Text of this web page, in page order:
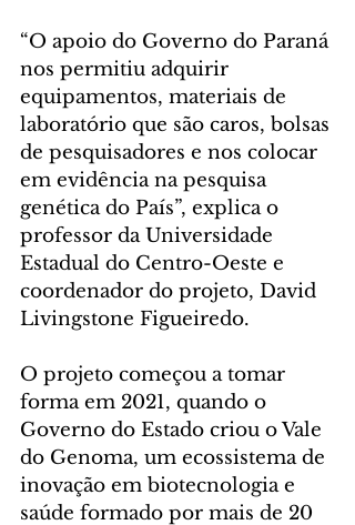
“O apoio do Governo do Paraná
nos permitiu adquirir
equipamentos, materiais de
laboratório que são caros, bolsas
de pesquisadores e nos colocar
em evidência na pesquisa
genética do País”, explica o
professor da Universidade
Estadual do Centro-Oeste e
coordenador do projeto, David
Livingstone Figueiredo.
O projeto começou a tomar
forma em 2021, quando o
Governo do Estado criou o Vale
do Genoma, um ecossistema de
inovação em biotecnologia e
saúde formado por mais de 20